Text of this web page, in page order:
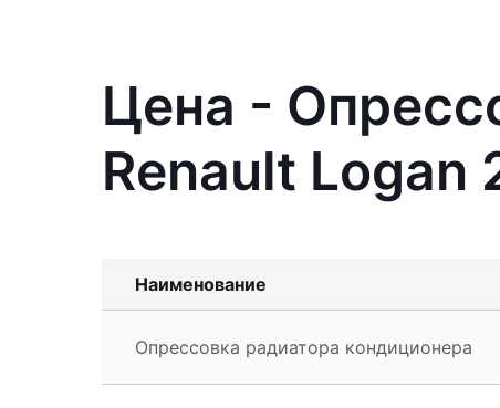
Цена -
Renault Logan
Наименование
Опрессовка радиатора кондиционера